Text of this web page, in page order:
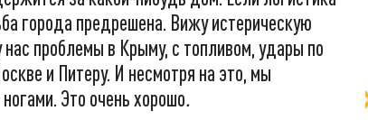
города предрешена. Вижу истерическую
проблемы в Крыму, с топливом, удары по
и Питеру. И несмотря на это, мы
Это очень хорошо.